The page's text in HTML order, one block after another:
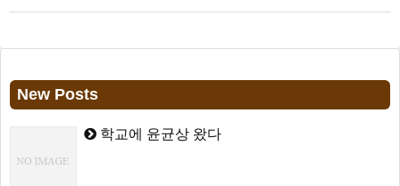
New Posts
학교에 윤균상 왔다